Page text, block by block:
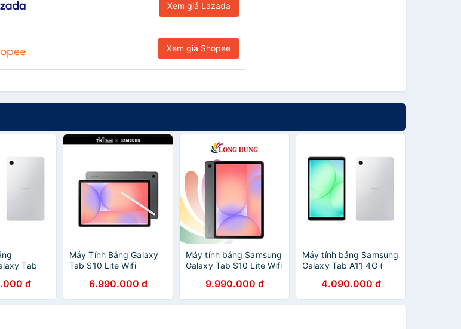
Xem giá Lazada
Xem giá Shopee
Tab
đ
Máy Tính Bảng Galaxy
Tab S10 Lite Wifi
Chính Hãng
6.990.000 đ
Máy tính bảng Samsung
Galaxy Tab S10 Lite Wifi
chính hãng
9.990.000 đ
Máy tính bảng Samsung
Galaxy Tab A11 4G (
chính hãng
4.090.000 đ